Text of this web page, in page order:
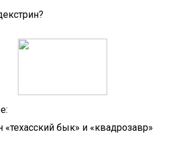
«техасский бык» и «квадрозавр»